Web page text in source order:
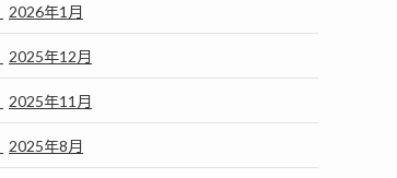
2026年1月
2025年12月
2025年11月
2025年8月